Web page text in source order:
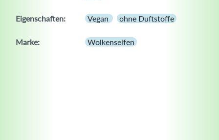
Eigenschaften: Vegan ohne Duftstoffe
Marke: Wolkenseifen